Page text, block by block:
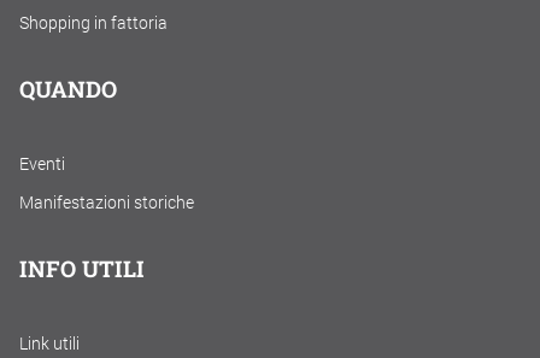
Shopping in fattoria
QUANDO
Eventi
Manifestazioni storiche
INFO UTILI
Link utili